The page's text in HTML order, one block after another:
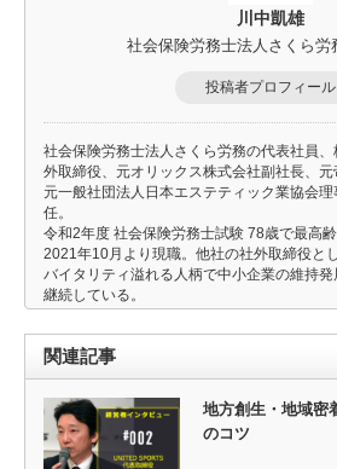
川中凱雄
社会保険労務士法人さくら労
投稿者プロフィール
社会保険労務士法人さくら労務の代表社員
外取締役、元オリックス株式会社副社長、元
元一般社団法人日本エステティック業協会
任。
令和2年度 社会保険労務士試験 78歳で最高齢
2021年10月より現職。他社の社外取締役と
バイタリティ溢れる人柄で中小企業の維持
継続している。
関連記事
地方創生・地域密
のコツ